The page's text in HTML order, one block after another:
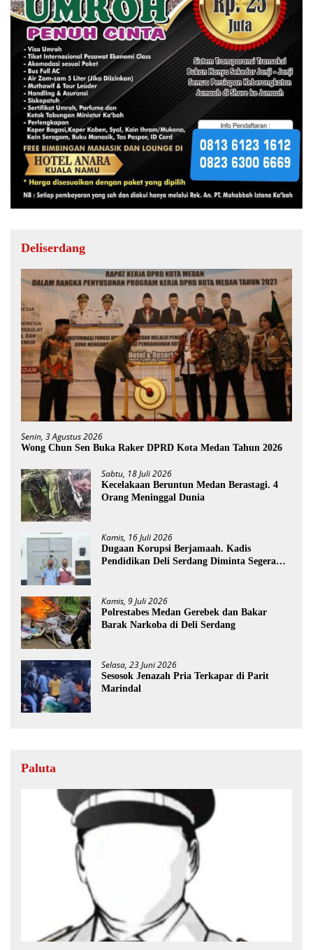
Deliserdang
Senin, 3 Agustus 2026
Wong Chun Sen Buka Raker DPRD Kota Medan Tahun 2026
Sabtu, 18 Juli 2026
Kecelakaan Beruntun Medan Berastagi. 4
Orang Meninggal Dunia
Kamis, 16 Juli 2026
Dugaan Korupsi Berjamaah. Kadis
Pendidikan Deli Serdang Diminta Segera
Kamis, 9 Juli 2026
Polrestabes Medan Gerebek dan Bakar
Barak Narkoba di Deli Serdang
Selasa, 23 Juni 2026
Sesosok Jenazah Pria Terkapar di Parit
Marindal
Paluta